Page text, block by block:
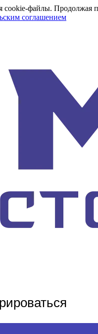
файлы. Продолжая
соглашением